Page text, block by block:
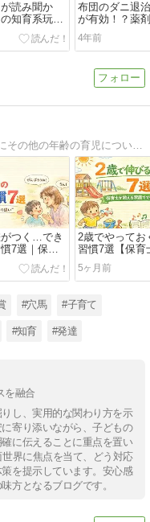
読み聞か
知育系玩具
モ）】の魅
布団のダニ退
が有効！？薬
単・確実にダ
4年前
つく…でき
7選｜保育
2歳でやってお
習慣7選【保育
発達を支える
り方
5ヶ月前
#穴馬 #子育て
#知育 #発達
を融合
し、実用的な関わり方を示
寄り添いながら、子どもの
に伝えることに重点を置い
界に焦点を当て、どう対応
を提示しています。安心感
方となるブログです。